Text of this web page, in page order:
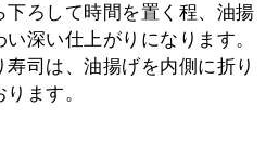
ろして時間を置く程、油揚
深い仕上がりになります。
司は、油揚げを内側に折り
ます。